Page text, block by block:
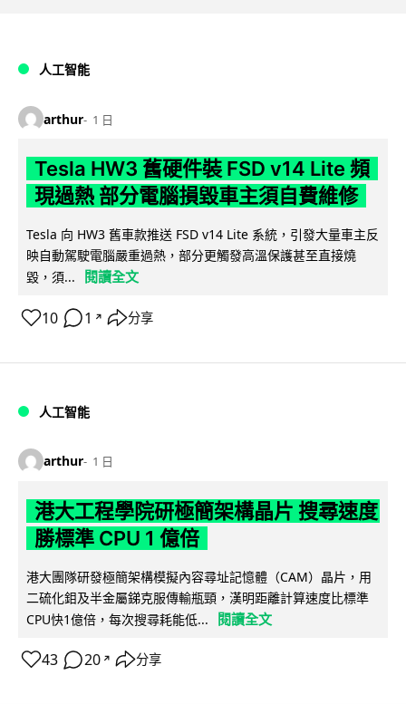
人工智能
arthur 1 日
Tesla HW3 舊硬件裝 FSD v14 Lite 頻
現過熱 部分電腦損毀車主須自費維修
Tesla 向 HW3 舊車款推送 FSD v14 Lite 系統，引發大量車主反
映自動駕駛電腦嚴重過熱，部分更觸發高溫保護甚至直接燒
毀，須...
閱讀全文
10 1 ↗ 分享
人工智能
arthur 1 日
港大工程學院研極簡架構晶片 搜尋速度
勝標準 CPU 1 億倍
港大團隊研發極簡架構模擬內容尋址記憶體（CAM）晶片，用
二硫化鉬及半金屬銻克服傳輸瓶頸，漢明距離計算速度比標準
CPU快1億倍，每次搜尋耗能低...
閱讀全文
43 20 ↗ 分享